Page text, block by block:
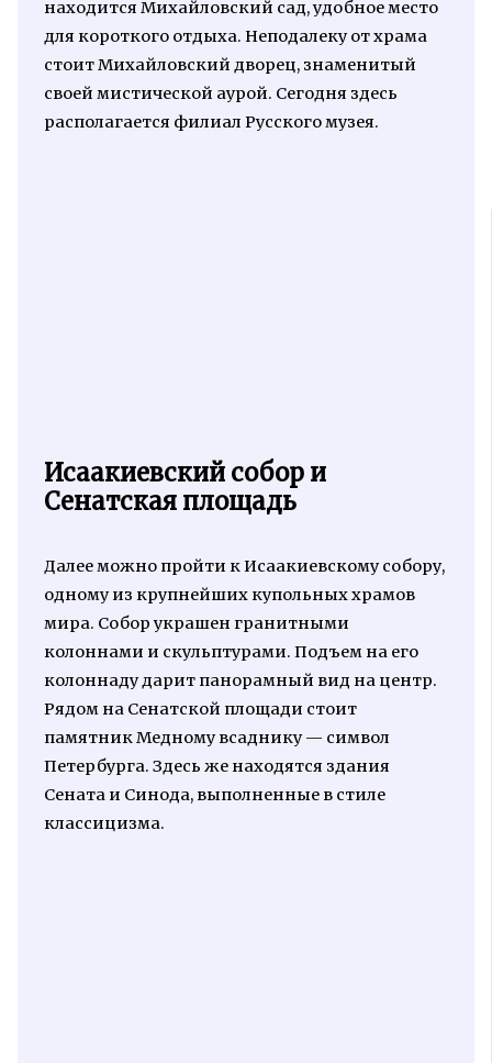
находится Михайловский сад, удобное место
для короткого отдыха. Неподалеку от храма
стоит Михайловский дворец, знаменитый
своей мистической аурой. Сегодня здесь
располагается филиал Русского музея.
Исаакиевский собор и
Сенатская площадь
Далее можно пройти к Исаакиевскому собору,
одному из крупнейших купольных храмов
мира. Собор украшен гранитными
колоннами и скульптурами. Подъем на его
колоннаду дарит панорамный вид на центр.
Рядом на Сенатской площади стоит
памятник Медному всаднику — символ
Петербурга. Здесь же находятся здания
Сената и Синода, выполненные в стиле
классицизма.